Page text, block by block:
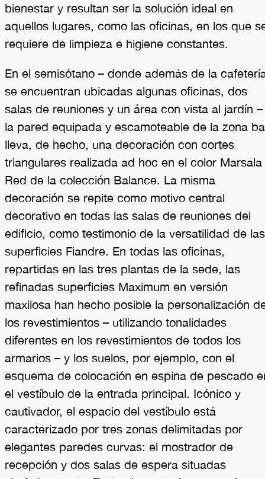
bienestar y resultan ser la solución ideal en
aquellos lugares, como las oficinas, en los que
requiere de limpieza e higiene constantes.
En el semisótano – donde además de la
se encuentran ubicadas algunas oficinas, dos
salas de reuniones y un área con vista al jardín –
la pared equipada y escamoteable de la zona
lleva, de hecho, una decoración con cortes
triangulares realizada ad hoc en el color Marsala
Red de la colección Balance. La misma
decoración se repite como motivo central
decorativo en todas las salas de reuniones del
edificio, como testimonio de la versatilidad de las
superficies Fiandre. En todas las oficinas,
repartidas en las tres plantas de la sede, las
refinadas superficies Maximum en versión
maxilosa han hecho posible la personalización
los revestimientos – utilizando tonalidades
diferentes en los revestimientos de todos los
armarios – y los suelos, por ejemplo, con el
esquema de colocación en espina de pescado
el vestíbulo de la entrada principal. Icónico y
cautivador, el espacio del vestíbulo está
caracterizado por tres zonas delimitadas por
elegantes paredes curvas: el mostrador de
recepción y dos salas de espera situadas